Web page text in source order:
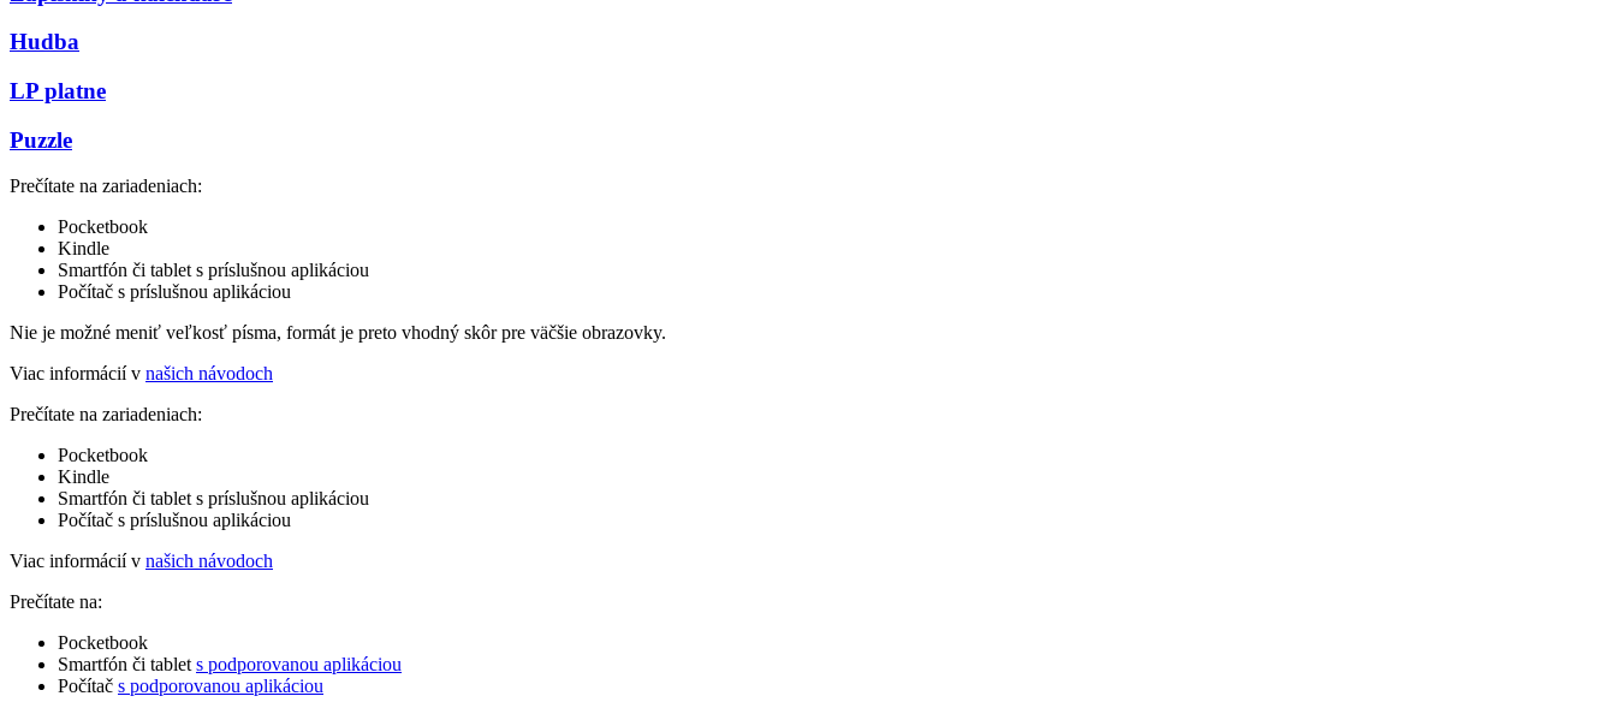
Hudba
LP platne
Puzzle
Prečítate na zariadeniach:
Pocketbook
Kindle
Smartfón či tablet s príslušnou aplikáciou
Počítač s príslušnou aplikáciou
Nie je možné meniť veľkosť písma, formát je preto vhodný skôr pre väčšie obrazovky.
Viac informácií v našich návodoch
Prečítate na zariadeniach:
Pocketbook
Kindle
Smartfón či tablet s príslušnou aplikáciou
Počítač s príslušnou aplikáciou
Viac informácií v našich návodoch
Prečítate na:
Pocketbook
Smartfón či tablet s podporovanou aplikáciou
Počítač s podporovanou aplikáciou